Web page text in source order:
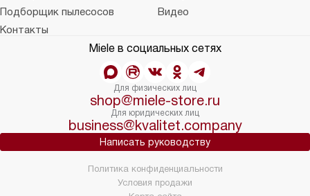
Подборщик пылесосов
Видео
Контакты
Miele в социальных сетях
Для физических лиц
shop@miele-store.ru
Для юридических лиц
business@kvalitet.company
Написать руководству
Политика конфиденциальности
Условия продажи